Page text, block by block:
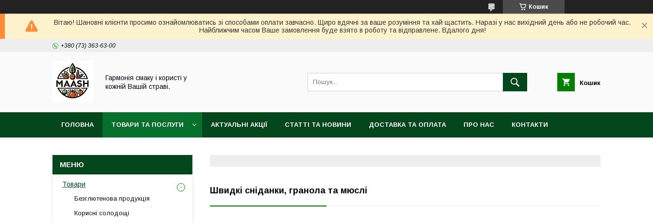
Кошик
Вітаю! Шановні клієнти просимо ознайомлюватись зі способами оплати завчасно. Щиро вдячні за ваше розуміння та хай щастить. Наразі у нас вихідний день або не робочий час.
Найближчим часом Ваше замовлення буде взято в роботу та відправлене. Вдалого дня!
+380 (73) 363-63-00
Гармонія смаку і користі у
кожній Вашій страві.
Кошик
ГОЛОВНА ТОВАРИ ТА ПОСЛУГИ АКТУАЛЬНІ АКЦІЇ СТАТТІ ТА НОВИНИ ДОСТАВКА ТА ОПЛАТА ПРО НАС КОНТАКТИ
Швидкі сніданки, гранола та мюслі
Товари
Безглютенова продукція
Корисні солодощі